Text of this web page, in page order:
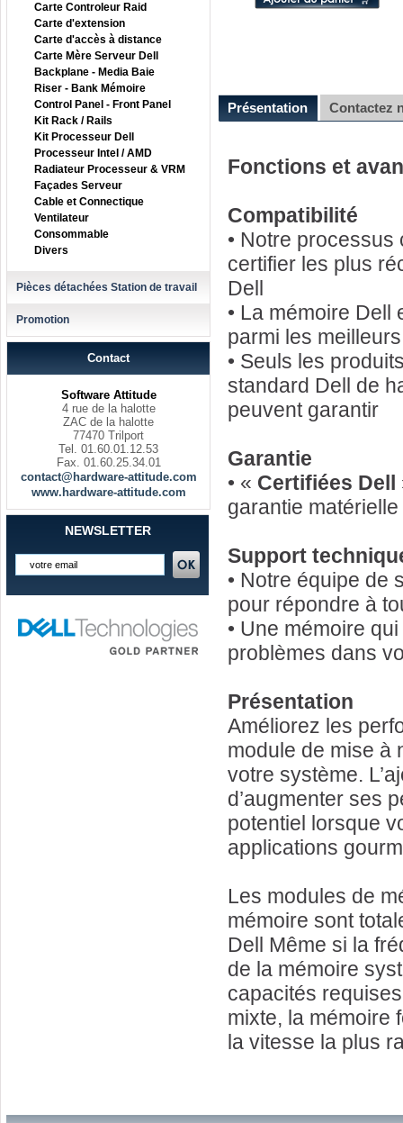
Carte Controleur Raid
Carte d'extension
Carte d'accès à distance
Carte Mère Serveur Dell
Backplane - Media Baie
Riser - Bank Mémoire
Control Panel - Front Panel
Kit Rack / Rails
Kit Processeur Dell
Processeur Intel / AMD
Radiateur Processeur & VRM
Façades Serveur
Cable et Connectique
Ventilateur
Consommable
Divers
Pièces détachées Station de travail
Promotion
Contact
Software Attitude
4 rue de la halotte
ZAC de la halotte
77470 Trilport
Tel. 01.60.01.12.53
Fax. 01.60.25.34.01
contact@hardware-attitude.com
www.hardware-attitude.com
NEWSLETTER
Présentation Contactez
Fonctions et
Compatibilité
• Notre
certifier les plus
Dell
• La mémoire
parmi les
• Seuls les
standard Dell de
peuvent garantir
Garantie
• « Certifiées Dell
garantie
Support
• Notre équipe de
pour répondre à
• Une mémoire
problèmes dans
Présentation
Améliorez les
module de mise à
votre système.
d’augmenter ses
potentiel lorsque
applications
Les modules de
mémoire sont
Dell Même si la
de la mémoire
capacités
mixte, la mémoire
la vitesse la plus